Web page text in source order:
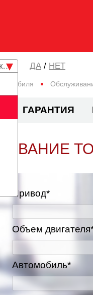
область/ НЕТ
ГАРАНТИЯ
Привод*
Объем
Автомобиль*